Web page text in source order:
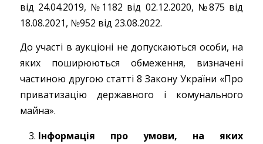
від 24.04.2019, №1182 від 02.12.2020, №875 від
18.08.2021, №952 від 23.08.2022.
До участі в аукціоні не допускаються особи, на
яких поширюються обмеження, визначені
частиною другою статті 8 Закону України «Про
приватизацію державного і комунального
майна».
Інформація про умови, на яких